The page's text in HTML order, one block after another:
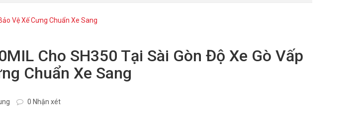
Vệ Xế Cưng Chuẩn Xe Sang
Cho SH350 Tại Sài Gòn Độ Xe Gò Vấp
Chuẩn Xe Sang
0 Nhận xét